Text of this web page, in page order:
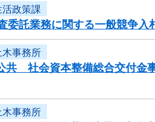
政策課
委託業務に関する一般競争入
木事務所
共 社会資本整備総合交付金
木事務所